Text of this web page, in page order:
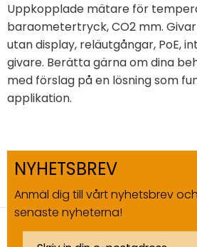
Uppkopplade mätare för
baraometertryck, CO2 mm.
utan display, reläutgångar, PoE,
givare. Berätta gärna om dina
med förslag på en lösning som
applikation.
NYHETSBREV
Anmäl dig till vårt nyhetsbrev
senaste nyheterna!